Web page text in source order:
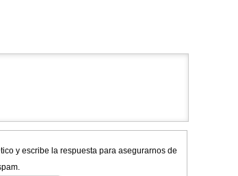
y escribe la respuesta para asegurarnos de